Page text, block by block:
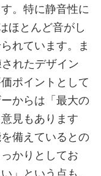
。特に静音性に
ほとんど音がし
れています。ま
れたデザイン
ポイントとして
からは「最大の
見もあります
備えているとの
かりとしてお
」という点も、